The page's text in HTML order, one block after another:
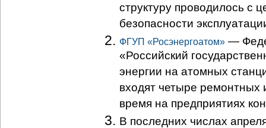
структуру проводилось с
безопасности
ФГУП «Росэнергоатом» —
«Российский
энергии на атомных
входят четыре
время на предприятиях
В последних числах